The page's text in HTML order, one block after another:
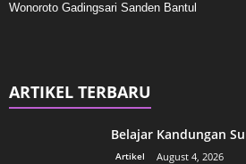
Wonoroto Gadingsari Sanden Bantul
ARTIKEL TERBARU
Belajar Kandungan
Artikel August 4, 2026